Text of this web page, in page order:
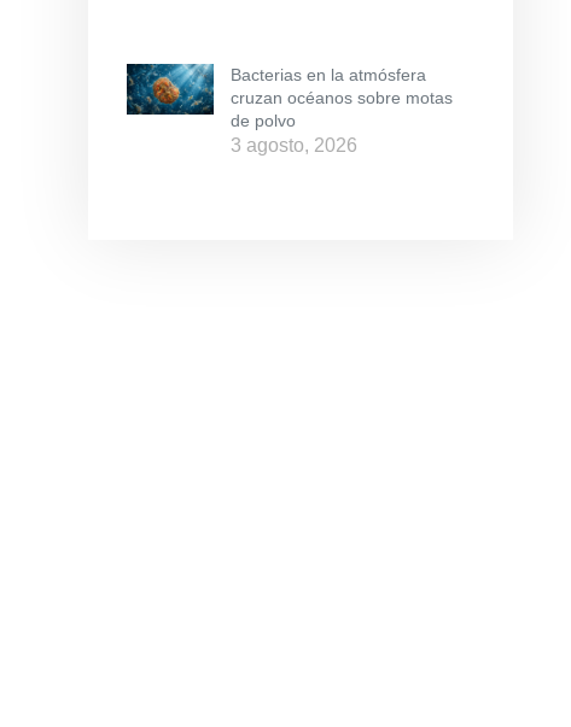
Bacterias en la atmósfera
cruzan océanos sobre motas
de polvo
3 agosto, 2026